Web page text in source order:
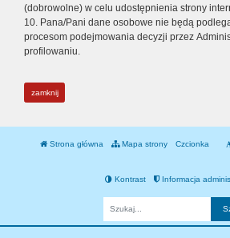
(dobrowolne) w celu udostępnienia strony
10. Pana/Pani dane osobowe nie będą
procesom podejmowania decyzji przez
profilowaniu.
zamknij
Strona główna Mapa strony Czcionka
Kontrast Informacja